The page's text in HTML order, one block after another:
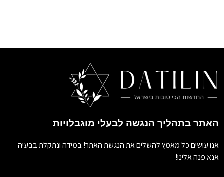
האתר בתהליך הנגשה לבעלי מוגבלויות
אנו עושים כל מאמץ להשלים את הנגשת האתר! במידה ונתקלת בבעיה
אנא פנה אלינו!